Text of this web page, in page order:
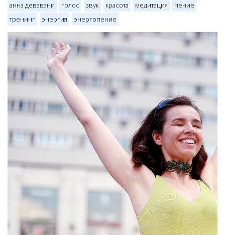
анна девавани голос звук красота медитация
пение
тренинг
энергия энергопение